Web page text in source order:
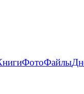
ФотоФайлы